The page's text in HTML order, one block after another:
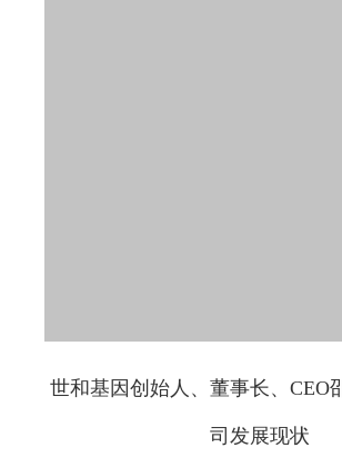
世和基因创始人、董事长、CEO
司发展现状